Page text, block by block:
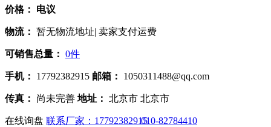
价格： 电议
物流： 暂无物流地址| 卖家支付运费
可销售总量： 0件
手机： 17792382915 邮箱： 1050311488@qq.com
传真： 尚未完善 地址： 北京市 北京市
在线询盘 联系厂家：17792382915010-82784410